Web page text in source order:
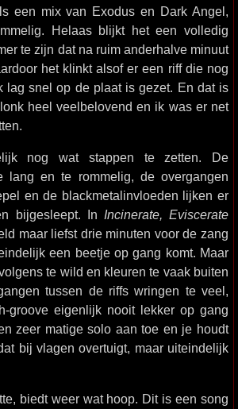
een mix van Exodus en Dark Angel,
Helaas blijkt het een volledig
te zijn dat na ruim anderhalve minuut
het klinkt alsof er een riff die nog
lag snel op de plaat is gezet. En dat is
heel veelbelovend en ik was er net
nog wat stappen te zetten. De
lang en te rommelig, de overgangen
en de blackmetalinvloeden lijken er
bijgesleept. In Incinerate, Eviscerate
maar liefst drie minuten voor de zang
een beetje op gang komt. Maar
te wild en kleuren te vaak buiten
tussen de riffs wringen te veel,
groove eigenlijk nooit lekker op gang
zeer matige solo aan toe en je houdt
bij vlagen overtuigt, maar uiteindelijk
biedt weer wat hoop. Dit is een song